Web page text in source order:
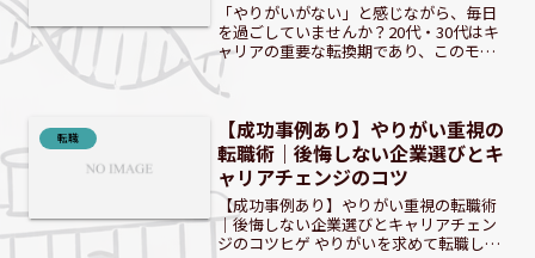
「やりがいがない」と感じながら、毎日
を過ごしていませんか？20代・30代はキ
ャリアの重要な転換期であり、このモヤ
モヤを放置すると将来に後悔を残すかも
しれません。本記事では、やりがいを軸
ステップを解説します...
転職
【成功事例あり】やりがい重視の
転職術｜後悔しない企業選びとキ
ャリアチェンジのコツ
【成功事例あり】やりがい重視の転職術
｜後悔しない企業選びとキャリアチェン
ジのコツヒゲ やりがいを求めて転職した